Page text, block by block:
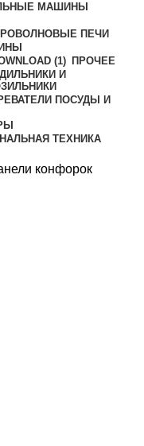
МАШИНЫ
ПЕЧИ
ПРОЧЕЕ
И
ПОСУДЫ И
ТЕХНИКА
конфорок